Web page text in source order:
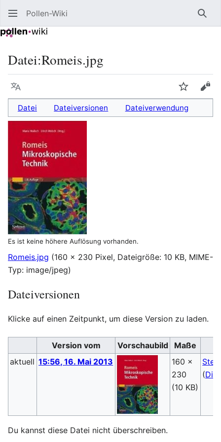
Pollen-Wiki
Datei:Romeis.jpg
Sprache
Datei Dateiversionen Dateiverwendung
Es ist keine höhere Auflösung vorhanden.
Romeis.jpg (160 × 230 Pixel, Dateigröße: 10 KB, MIME-
Typ: image/jpeg)
Dateiversionen
Klicke auf einen Zeitpunkt, um diese Version zu laden.
Version vom Vorschaubild
Maße
aktuell 15:56, 16. Mai 2013
160 ×
230
(10 KB)
(
Du kannst diese Datei nicht überschreiben.